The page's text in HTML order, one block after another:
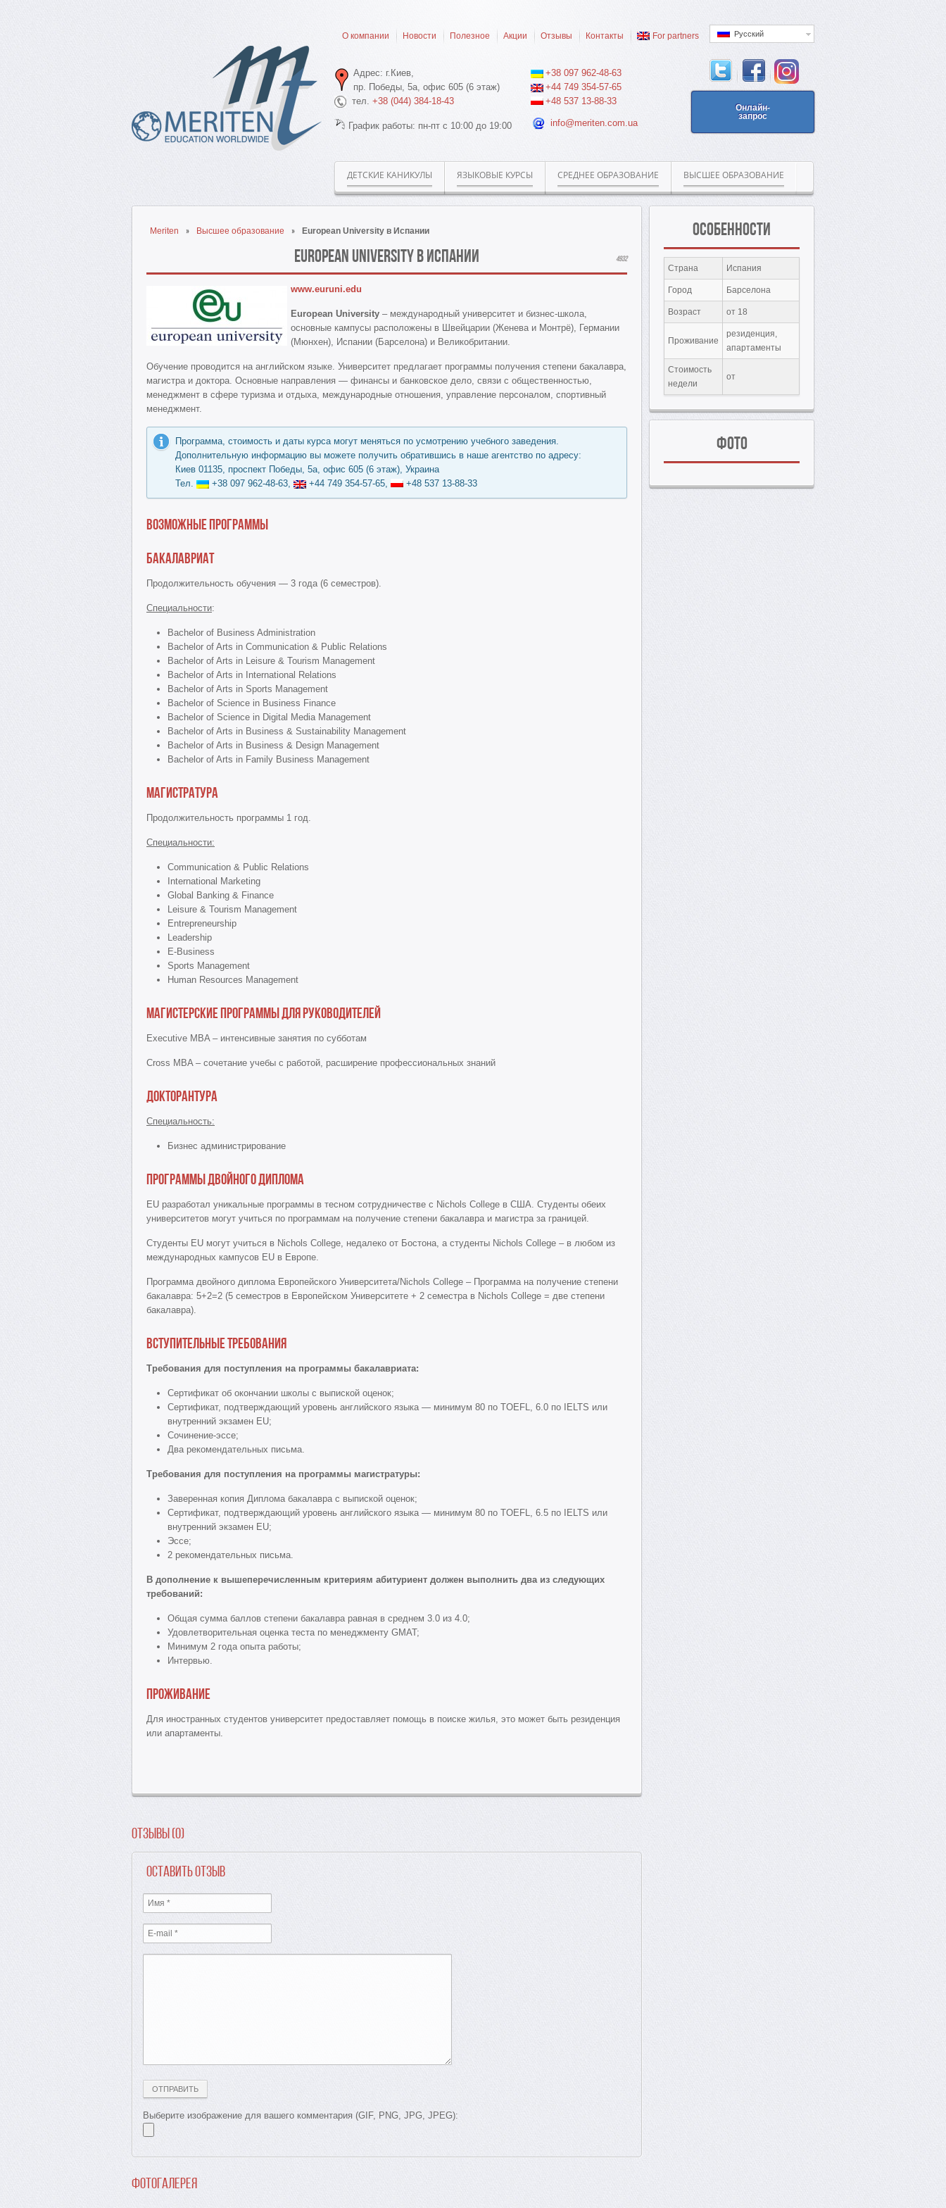
Русский
О компании Новости Полезное Акции Отзывы Контакты For partners
Онлайн-
запрос
+38 097 962-48-63
+44 749 354-57-65
+48 537 13-88-33
info@meriten.com.ua
Адрес: г.Киев,
пр. Победы, 5а, офис 605 (6 этаж)
тел. +38 (044) 384-18-43
График работы: пн-пт с 10:00 до 19:00
ДЕТСКИЕ КАНИКУЛЫ ЯЗЫКОВЫЕ КУРСЫ СРЕДНЕЕ ОБРАЗОВАНИЕ ВЫСШЕЕ ОБРАЗОВАНИЕ
Meriten Высшее образование European University в Испании
European University в Испании 4932
www.euruni.edu
European University – международный университет и бизнес-школа,
основные кампусы расположены в Швейцарии (Женева и Монтрё), Германии
(Мюнхен), Испании (Барселона) и Великобритании.
Обучение проводится на английском языке. Университет предлагает программы получения степени бакалавра,
магистра и доктора. Основные направления — финансы и банковское дело, связи с общественностью,
менеджмент в сфере туризма и отдыха, международные отношения, управление персоналом, спортивный
менеджмент.
Программа, стоимость и даты курса могут меняться по усмотрению учебного заведения.
Дополнительную информацию вы можете получить обратившись в наше агентство по адресу:
Киев 01135, проспект Победы, 5а, офис 605 (6 этаж), Украина
Тел.
+38 097 962-48-63, +44 749 354-57-65, +48 537 13-88-33
Возможные программы
Бакалавриат
Продолжительность обучения — 3 года (6 семестров).
Специальности:
Bachelor of Business Administration
Bachelor of Arts in Communication & Public Relations
Bachelor of Arts in Leisure & Tourism Management
Bachelor of Arts in International Relations
Bachelor of Arts in Sports Management
Bachelor of Science in Business Finance
Bachelor of Science in Digital Media Management
Bachelor of Arts in Business & Sustainability Management
Bachelor of Arts in Business & Design Management
Bachelor of Arts in Family Business Management
Магистратура
Продолжительность программы 1 год.
Специальности:
Communication & Public Relations
International Marketing
Global Banking & Finance
Leisure & Tourism Management
Entrepreneurship
Leadership
E-Business
Sports Management
Human Resources Management
Магистерские программы для руководителей
Executive MBA – интенсивные занятия по субботам
Cross MBA – сочетание учебы с работой, расширение профессиональных знаний
Докторантура
Специальность:
Бизнес администрирование
Программы двойного диплома
EU разработал уникальные программы в тесном сотрудничестве с Nichols College в США. Студенты обеих
университетов могут учиться по программам на получение степени бакалавра и магистра за границей.
Студенты ЕU могут учиться в Nichols College, недалеко от Бостона, а студенты Nichols College – в любом из
международных кампусов ЕU в Европе.
Программа двойного диплома Европейского Университета/Nichols College – Программа на получение степени
бакалавра: 5+2=2 (5 семестров в Европейском Университете + 2 семестра в Nichols College = две степени
бакалавра).
Вступительные требования
Требования для поступления на программы бакалавриата:
Сертификат об окончании школы с выпиской оценок;
Сертификат, подтверждающий уровень английского языка — минимум 80 по TOEFL, 6.0 по IELTS или
внутренний экзамен EU;
Сочинение-эссе;
Два рекомендательных письма.
Требования для поступления на программы магистратуры:
Заверенная копия Диплома бакалавра с выпиской оценок;
Сертификат, подтверждающий уровень английского языка — минимум 80 по TOEFL, 6.5 по IELTS или
внутренний экзамен EU;
Эссе;
2 рекомендательных письма.
В дополнение к вышеперечисленным критериям абитуриент должен выполнить два из следующих
требований:
Общая сумма баллов степени бакалавра равная в среднем 3.0 из 4.0;
Удовлетворительная оценка теста по менеджменту GMAT;
Минимум 2 года опыта работы;
Интервью.
Проживание
Для иностранных студентов университет предоставляет помощь в поиске жилья, это может быть резиденция
или апартаменты.
Отзывы (0)
Оставить отзыв
Выберите изображение для вашего комментария (GIF, PNG, JPG, JPEG):
Фотогалерея
Особенности
Страна Испания
Город Барселона
Возраст от 18
Проживание
резиденция,
апартаменты
Стоимость
недели
от
Фото